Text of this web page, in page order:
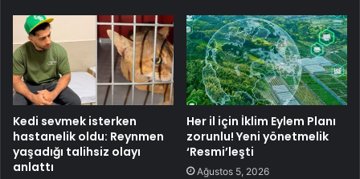
Kedi sevmek isterken
hastanelik oldu: Reynmen
yaşadığı talihsiz olayı
anlattı
Her il için İklim Eylem Planı
zorunlu! Yeni yönetmelik
‘Resmi’leşti
Ağustos 5, 2026